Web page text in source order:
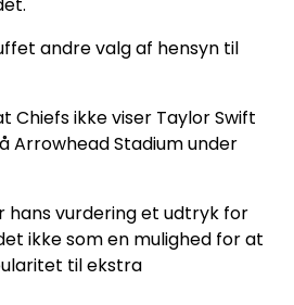
andre valg af hensyn til
ikke viser Taylor Swift
Stadium under
hans vurdering et udtryk for
ikke som en mulighed for at
til ekstra